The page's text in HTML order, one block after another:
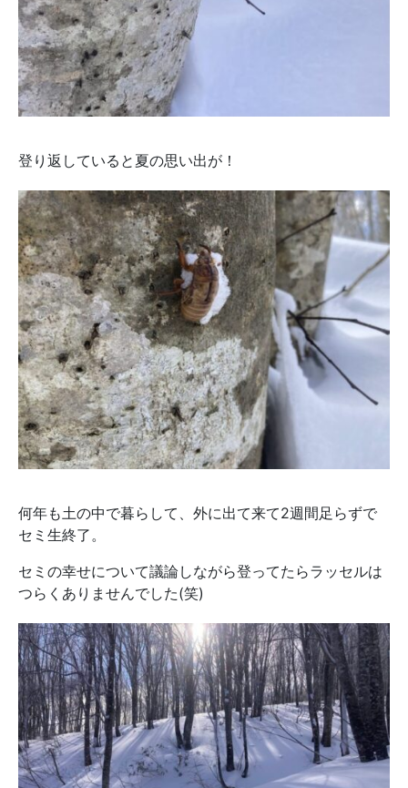
登り返していると夏の思い出が！
何年も土の中で暮らして、外に出て来て2週間足らずで
セミ生終了。
セミの幸せについて議論しながら登ってたらラッセルは
つらくありませんでした(笑)